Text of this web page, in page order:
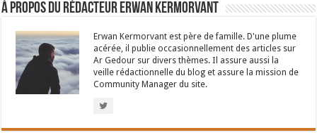
À propos du rédacteur Erwan Kermorvant
Erwan Kermorvant est père de famille. D'une plume
acérée, il publie occasionnellement des articles sur
Ar Gedour sur divers thèmes. Il assure aussi la
veille rédactionnelle du blog et assure la mission de
Community Manager du site.